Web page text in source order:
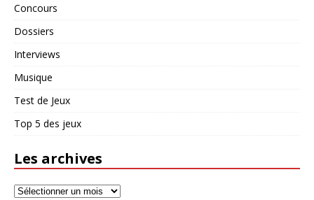
Concours
Dossiers
Interviews
Musique
Test de Jeux
Top 5 des jeux
Les archives